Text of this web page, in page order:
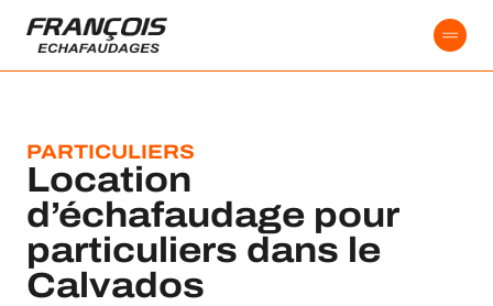
principal
PARTICULIERS
Location
d’échafaudage pour
particuliers dans le
Calvados